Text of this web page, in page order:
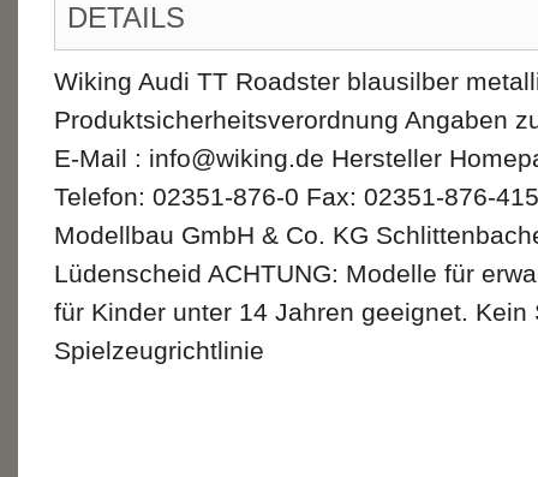
DETAILS
Wiking Audi TT Roadster blausilber
Produktsicherheitsverordnung Angaben
E-Mail : info@wiking.de Hersteller
Telefon: 02351-876-0 Fax: 02351-876-
Modellbau GmbH & Co. KG
Lüdenscheid ACHTUNG: Modelle für
für Kinder unter 14 Jahren geeignet.
Spielzeugrichtlinie